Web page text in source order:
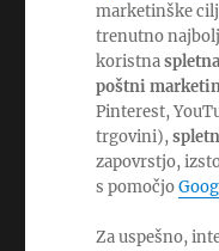
marketinške
trenutno
koristna
poštni
Pinterest,
trgovini),
zapovrstjo,
s pomočjo
Za uspešno,